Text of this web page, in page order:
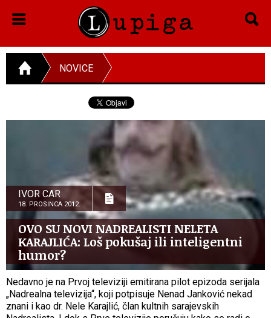
NOVICE
IVOR CAR
18. PROSINCA 2012.
OVO SU NOVI NADREALISTI NELETA
KARAJLIĆA: Loš pokušaj ili inteligentni
humor?
Nedavno je na Prvoj televiziji emitirana pilot epizoda serijala
„Nadrealna televizija“, koji potpisuje Nenad Janković nekad
znani i kao dr. Nele Karajlić, član kultnih sarajevskih